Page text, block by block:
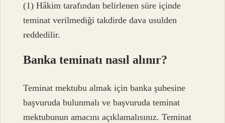
(1) Hâkim tarafından belirlenen süre içinde
teminat verilmediği takdirde dava usulden
reddedilir.
Banka teminatı nasıl alınır?
Teminat mektubu almak için banka şubesine
başvuruda bulunmalı ve başvuruda teminat
mektubunun amacını açıklamalısınız. Teminat